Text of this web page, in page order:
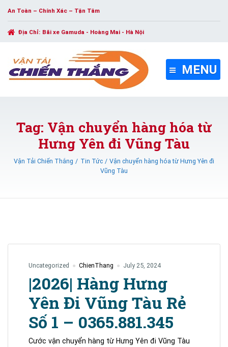
An Toàn – Chính Xác – Tận Tâm
Địa Chỉ: Bãi xe Gamuda - Hoàng Mai - Hà Nội
MENU
Tag: Vận chuyển hàng hóa từ
Hưng Yên đi Vũng Tàu
Vận Tải Chiến Thắng Tin Tức
Vận chuyển hàng hóa từ Hưng Yên đi
Vũng Tàu
Uncategorized ChienThang July 25, 2024
|2026| Hàng Hưng
Yên Đi Vũng Tàu Rẻ
Số 1 – 0365.881.345
Cước vận chuyển hàng từ Hưng Yên đi Vũng Tàu